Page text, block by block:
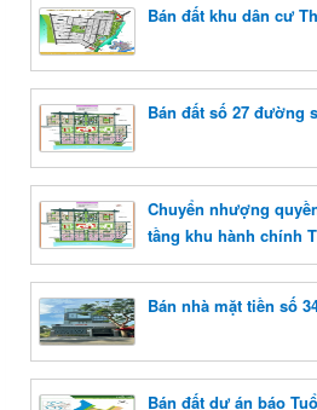
Bán đất khu dân cư
Bán đất số 27 đường
Chuyển nhượng
tầng khu hành chính
Bán nhà mặt tiền số
Bán đất dự án báo